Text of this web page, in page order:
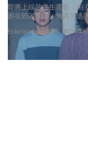
Entertainment 娛樂
即將上線的求生電影，由
困在郊區家中、無路可逃
2026年